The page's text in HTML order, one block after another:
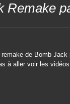
Remake
de Bomb Jack
à aller voir les